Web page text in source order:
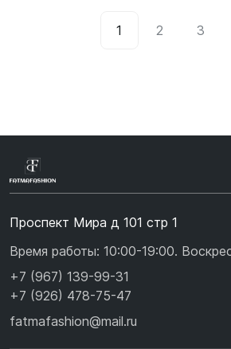
1 2 3
Проспект Мира д 101 стр 1
Время работы: 10:00-19:00.
+7 (967) 139-99-31
+7 (926) 478-75-47
fatmafashion@mail.ru